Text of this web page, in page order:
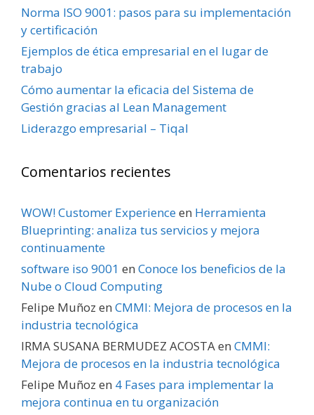
Norma ISO 9001: pasos para su implementación
y certificación
Ejemplos de ética empresarial en el lugar de
trabajo
Cómo aumentar la eficacia del Sistema de
Gestión gracias al Lean Management
Liderazgo empresarial – Tiqal
Comentarios recientes
WOW! Customer Experienceen Herramienta
Blueprinting: analiza tus servicios y mejora
continuamente
software iso 9001 en Conoce los beneficios de la
Nube o Cloud Computing
Felipe Muñoz en CMMI: Mejora de procesos en la
industria tecnológica
IRMA SUSANA BERMUDEZ ACOSTAen CMMI:
Mejora de procesos en la industria tecnológica
Felipe Muñoz en 4 Fases para implementar la
mejora continua en tu organización